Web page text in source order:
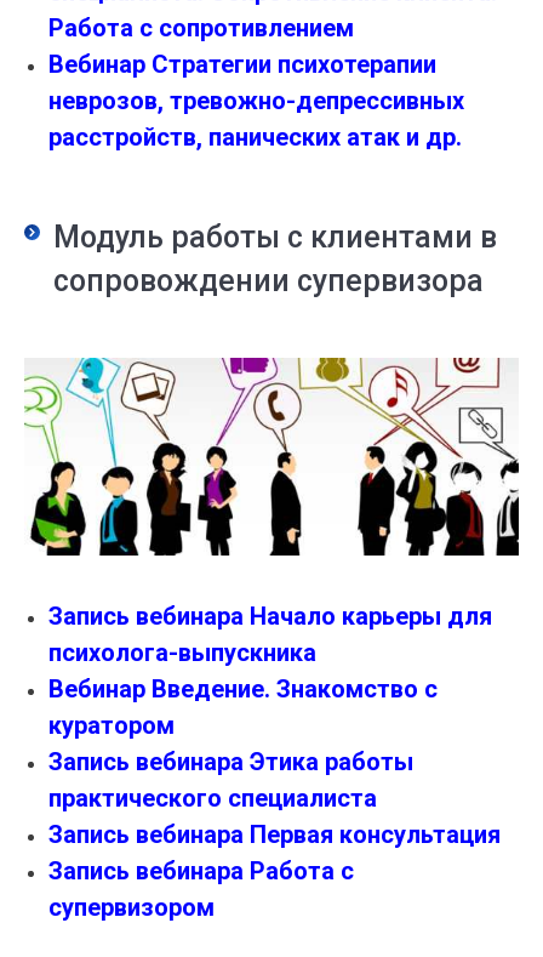
Работа с сопротивлением
Вебинар Стратегии психотерапии
неврозов, тревожно-депрессивных
расстройств, панических атак и др.
Модуль работы с клиентами в
сопровождении супервизора
Запись вебинара Начало карьеры для
психолога-выпускника
Вебинар Введение. Знакомство с
куратором
Запись вебинара Этика работы
практического специалиста
Запись вебинара Первая консультация
Запись вебинара Работа с
супервизором